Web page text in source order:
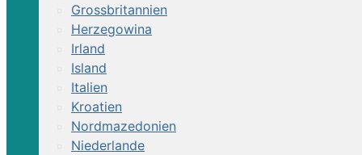
Grossbritannien
Herzegowina
Irland
Island
Italien
Kroatien
Nordmazedonien
Niederlande